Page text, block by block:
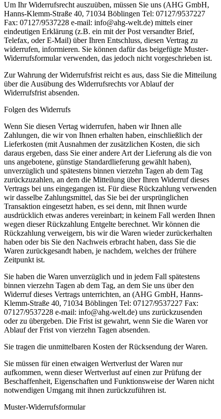
Um Ihr Widerrufsrecht auszuüben, müssen Sie uns (AHG GmbH,
Hanns-Klemm-Straße 40, 71034 Böblingen Tel: 07127/9537227
Fax: 07127/9537228 e-mail: info@ahg-welt.de) mittels einer
eindeutigen Erklärung (z.B. ein mit der Post versandter Brief,
Telefax, oder E-Mail) über Ihren Entschluss, diesen Vertrag zu
widerrufen, informieren. Sie können dafür das beigefügte Muster-
Widerrufsformular verwenden, das jedoch nicht vorgeschrieben ist.
Zur Wahrung der Widerrufsfrist reicht es aus, dass Sie die Mitteilung
über die Ausübung des Widerrufsrechts vor Ablauf der
Widerrufsfrist absenden.
Folgen des Widerrufs
Wenn Sie diesen Vertag widerrufen, haben wir Ihnen alle
Zahlungen, die wir von Ihnen erhalten haben, einschließlich der
Lieferkosten (mit Ausnahmen der zusätzlichen Kosten, die sich
daraus ergeben, dass Sie einer andere Art der Lieferung als die von
uns angebotene, günstige Standardlieferung gewählt haben),
unverzüglich und spätestens binnen vierzehn Tagen ab dem Tag
zurückzuzahlen, an dem die Mitteilung über Ihren Widerruf dieses
Vertrags bei uns eingegangen ist. Für diese Rückzahlung verwenden
wir dasselbe Zahlungsmittel, das Sie bei der ursprünglichen
Transaktion eingesetzt haben, es sei denn, mit Ihnen wurde
ausdrücklich etwas anderes vereinbart; in keinem Fall werden Ihnen
wegen dieser Rückzahlung Entgelte berechnet. Wir können die
Rückzahlung verweigern, bis wir die Waren wieder zurückerhalten
haben oder bis Sie den Nachweis erbracht haben, dass Sie die
Waren zurückgesandt haben, je nachdem, welches der frühere
Zeitpunkt ist.
Sie haben die Waren unverzüglich und in jedem Fall spätestens
binnen vierzehn Tagen ab dem Tag, an dem Sie uns über den
Widerruf dieses Vertrags unterrichten, an (AHG GmbH, Hanns-
Klemm-Straße 40, 71034 Böblingen Tel: 07127/9537227 Fax:
07127/9537228 e-mail: info@ahg-welt.de) uns zurückzusenden
oder zu übergeben. Die Frist ist gewahrt, wenn Sie die Waren vor
Ablauf der Frist von vierzehn Tagen absenden.
Sie tragen die unmittelbaren Kosten der Rücksendung der Waren.
Sie müssen für einen etwaigen Wertverlust der Waren nur
aufkommen, wenn dieser Wertverlust auf einen zur Prüfung der
Beschaffenheit, Eigenschaften und Funktionsweise der Waren nicht
notwendigen Umgang mit ihnen zurückzuführen ist.
Muster-Widerrufsformular